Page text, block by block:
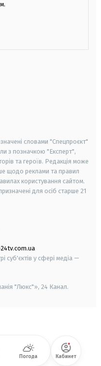
словами "Спецпроєкт"
з позначкою "Експерт",
та героїв. Редакція може
щодо реклами та правил
користування сайтом.
для осіб старше 21
суб'єктів у сфері медіа —
"Люкс"», 24 Канал.
Погода Кабинет